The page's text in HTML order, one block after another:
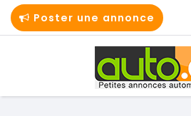
Poster une annonce